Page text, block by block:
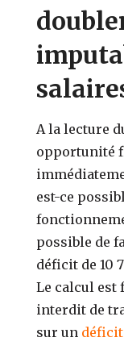
A la lecture
opportunité
est-ce
possible de
déficit de 10
Le calcul est
interdit de
sur un